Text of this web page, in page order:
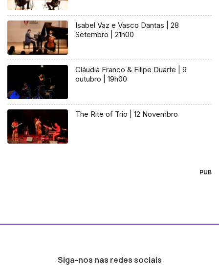
Isabel Vaz e Vasco Dantas | 28
Setembro | 21h00
Cláudia Franco & Filipe Duarte | 9
outubro | 19h00
The Rite of Trio | 12 Novembro
PUB
Siga-nos nas redes sociais